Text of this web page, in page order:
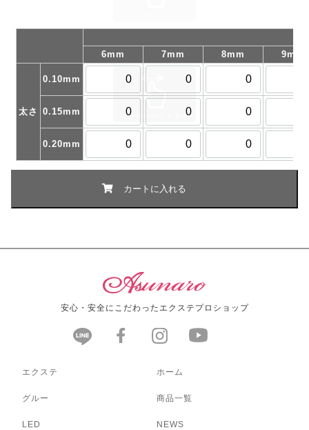
6mm 7mm 8mm 9mm
太さ
0.10mm
0.15mm
0.20mm
安心・安全にこだわったエクステプロショップ
エクステ
グルー
LED
ホーム
商品一覧
NEWS